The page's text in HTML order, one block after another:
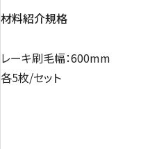
材料紹介規格
レーキ刷毛幅：600mm
各5枚/セット